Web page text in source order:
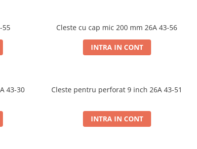
55 Cleste cu cap mic 200 mm 26A 43-56
INTRA IN CONT
43-30 Cleste pentru perforat 9 inch 26A 43-51
INTRA IN CONT